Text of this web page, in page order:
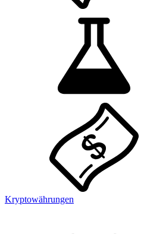
Kryptowährungen